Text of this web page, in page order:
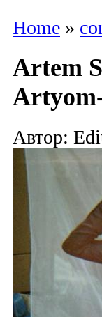
Home »
Artem
Автор: